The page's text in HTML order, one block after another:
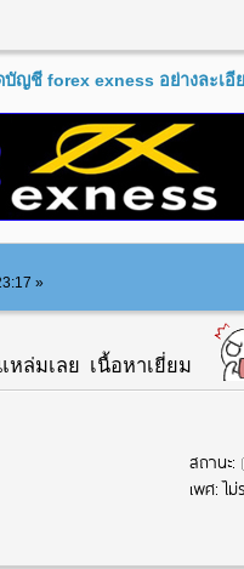
บัญชี forex exness อย่างละเ
»
ล่มเลย เนื้อหาเยี่ยม
สถานะ:
เพศ: ไม่